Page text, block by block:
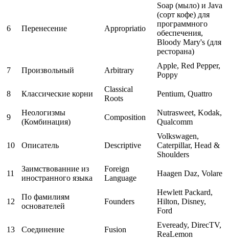
6 Перенесение Appropriatio
Soap (мыло) и Java
(сорт кофе) для
программного
обеспечения,
Bloody Mary's (для
ресторана)
7 Произвольный Arbitrary
Apple, Red Pepper,
Poppy
8 Классические корни
Classical
Roots
Pentium, Quattro
9
Неологизмы
(Комбинация)
Composition
Nutrasweet, Kodak,
Qualcomm
10 Описатель Descriptive
Volkswagen,
Caterpillar, Head &
Shoulders
11
Заимствованние из
иностранного языка
Foreign
Language
Haagen Daz, Volare
12
По фамилиям
основателей
Founders
Hewlett Packard,
Hilton, Disney,
Ford
13 Соединение Fusion
Eveready, DirecTV,
ReaLemon